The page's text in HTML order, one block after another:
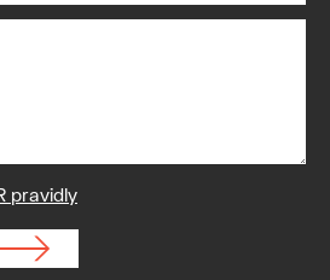
pravidly